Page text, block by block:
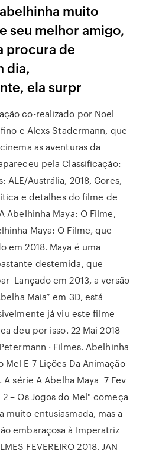
muito
seu melhor amigo,
procura de
dia,
ela surpr
co-realizado por Noel
e Alexs Stadermann, que
as aventuras da
pela Classificação:
ALE/Austrália, 2018, Cores,
e detalhes do filme de
Abelhinha Maya: O Filme,
Maya: O Filme, que
em 2018. Maya é uma
destemida, que
Lançado em 2013, a versão
Maia” em 3D, está
já viu este filme
deu por isso. 22 Mai 2018
· Filmes. Abelhinha
Mel E 7 Lições Da Animação
A série A Abelha Maya 7 Fev
2 – Os Jogos do Mel" começa
muito entusiasmada, mas a
embaraçosa à Imperatriz
FEVEREIRO 2018. JAN